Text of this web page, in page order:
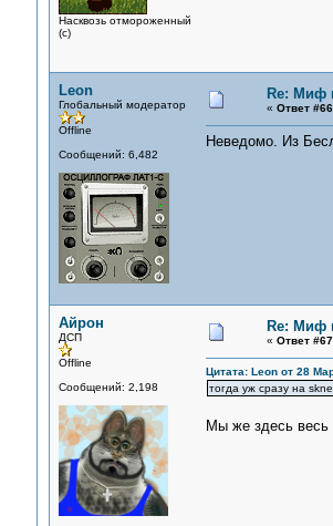
Насквозь отмороженный
(с)
Leon
Глобальный модератор
Offline
Сообщений: 6,482
Re: Миф
« Ответ
Неведомо. Из
Айрон
ДСП
Offline
Сообщений: 2,198
Re: Миф
« Ответ
Цитата: Leon от 28
тогда уж сразу на
Мы же здесь